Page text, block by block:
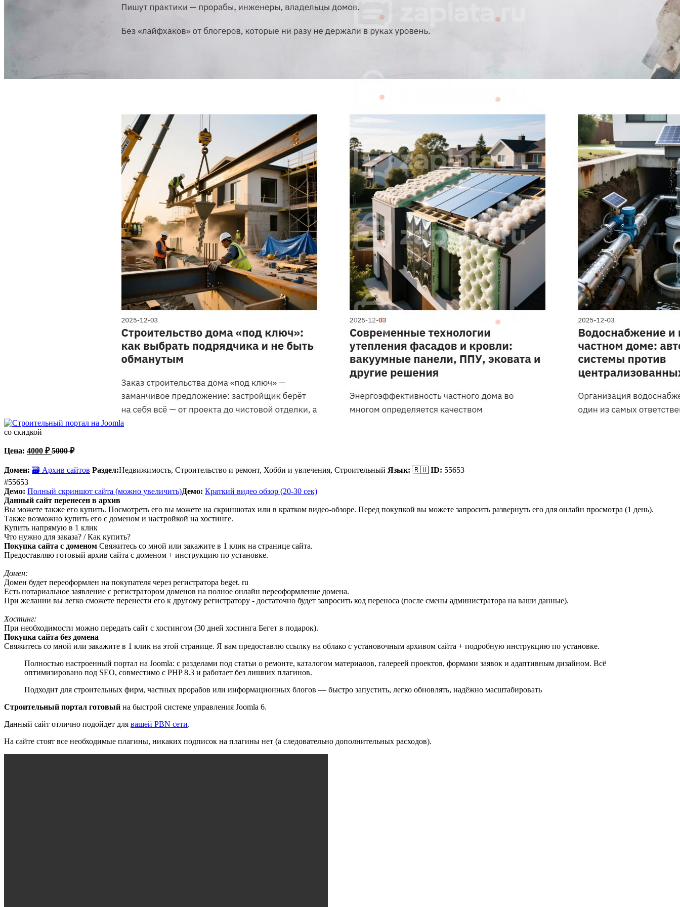
со скидкой
Цена: 4000 ₽ 5000₽
Домен: 🗃 Архив сайтов Раздел:Недвижимость, Строительство и ремонт, Хобби и увлечения, Строительный Язык: 🇷🇺 ID: 55653
#55653
Демо: Полный скриншот сайта (можно увеличить)Демо: Краткий видео обзор (20-30 сек)
Данный сайт перенесен в архив
Вы можете также его купить. Посмотреть его вы можете на скриншотах или в кратком видео-обзоре. Перед покупкой вы можете запросить развернуть его для онлайн просмотра (1 день).
Также возможно купить его с доменом и настройкой на хостинге.
Купить напрямую в 1 клик
Что нужно для заказа? / Как купить?
Покупка сайта с доменом Свяжитесь со мной или закажите в 1 клик на странице сайта.
Предоставляю готовый архив сайта с доменом + инструкцию по установке.
Домен:
Домен будет переоформлен на покупателя через регистратора beget. ru
Есть нотариальное заявление с регистратором доменов на полное онлайн переоформление домена.
При желании вы легко сможете перенести его к другому регистратору - достаточно будет запросить код переноса (после смены администратора на ваши данные).
Хостинг:
При необходимости можно передать сайт с хостингом (30 дней хостинга Бегет в подарок).
Покупка сайта без домена
Свяжитесь со мной или закажите в 1 клик на этой странице. Я вам предоставлю ссылку на облако с установочным архивом сайта + подробную инструкцию по установке.
Полностью настроенный портал на Joomla: с разделами под статьи о ремонте, каталогом материалов, галереей проектов, формами заявок и адаптивным дизайном. Всё
оптимизировано под SEO, совместимо с PHP 8.3 и работает без лишних плагинов.
Подходит для строительных фирм, частных прорабов или информационных блогов — быстро запустить, легко обновлять, надёжно масштабировать
Строительный портал готовый на быстрой системе управления Joomla 6.
Данный сайт отлично подойдет для вашей PBN сети.
На сайте стоят все необходимые плагины, никаких подписок на плагины нет (а следовательно дополнительных расходов).